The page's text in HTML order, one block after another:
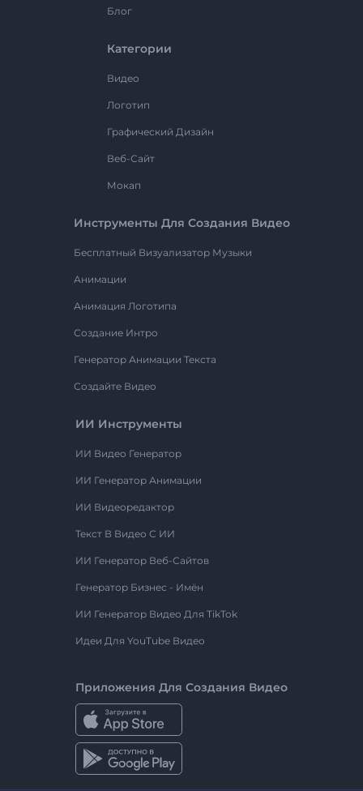
Блог
Категории
Видео
Логотип
Графический Дизайн
Веб-Сайт
Мокап
Инструменты Для Создания Видео
Бесплатный Визуализатор Музыки
Анимации
Анимация Логотипа
Создание Интро
Генератор Анимации Текста
Создайте Видео
ИИ Инструменты
ИИ Видео Генератор
ИИ Генератор Анимации
ИИ Видеоредактор
Текст В Видео С ИИ
ИИ Генератор Веб-Сайтов
Генератор Бизнес - Имён
ИИ Генератор Видео Для TikTok
Идеи Для YouTube Видео
Приложения Для Создания Видео